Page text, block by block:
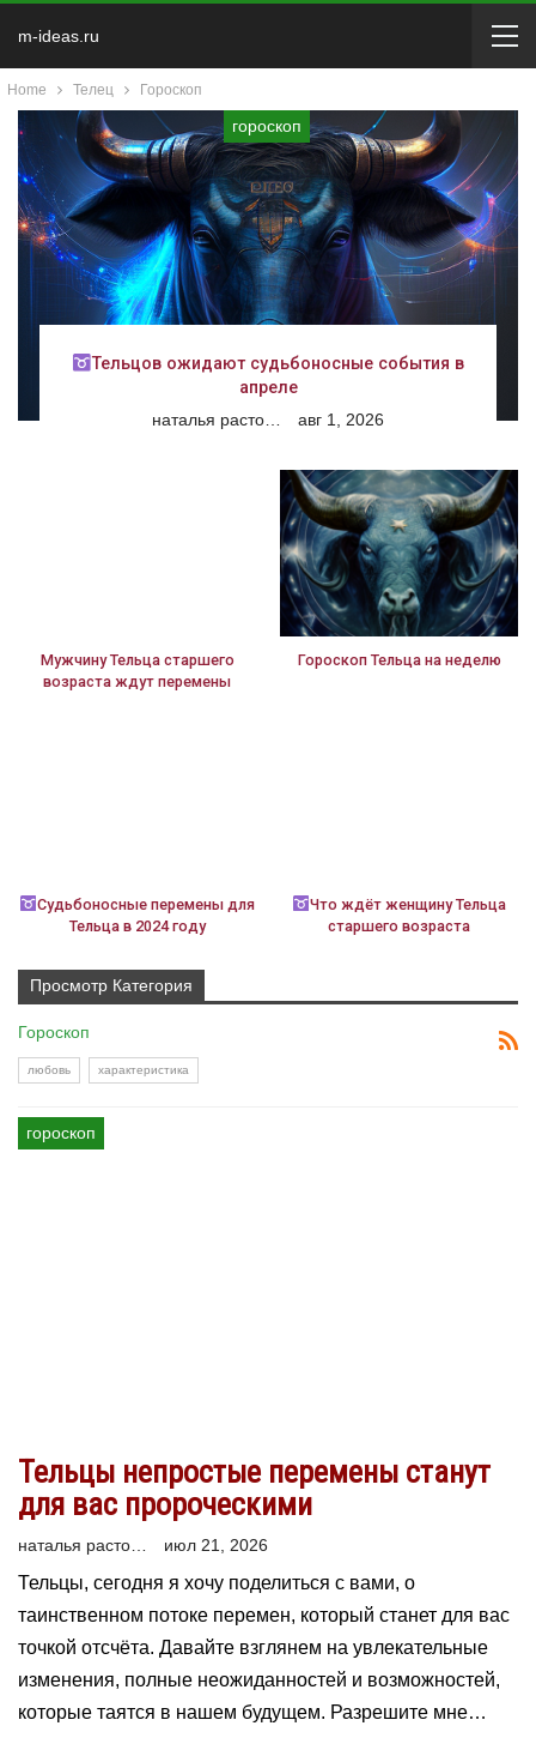
m-ideas.ru
Home Телец Гороскоп
гороскоп
Тельцов ожидают судьбоносные события в
апреле
авг 1, 2026
Мужчину Тельца старшего
возраста ждут перемены
Судьбоносные перемены для
Тельца в 2024 году
Гороскоп Тельца на неделю
Что ждёт женщину Тельца
старшего возраста
Просмотр Категория
Гороскоп
любовь характеристика
гороскоп
Тельцы непростые перемены станут
для вас пророческими
июл 21, 2026
Тельцы, сегодня я хочу поделиться с вами, о
таинственном потоке перемен, который станет для вас
точкой отсчёта. Давайте взглянем на увлекательные
изменения, полные неожиданностей и возможностей,
которые таятся в нашем будущем. Разрешите мне…